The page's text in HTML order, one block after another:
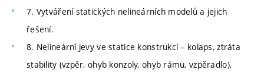
7. Vytváření statických nelineárních modelů a jejich
řešení.
8. Nelineární jevy ve statice konstrukcí – kolaps, ztráta
stability (vzpěr, ohyb konzoly, ohyb rámu, vzpěradlo),